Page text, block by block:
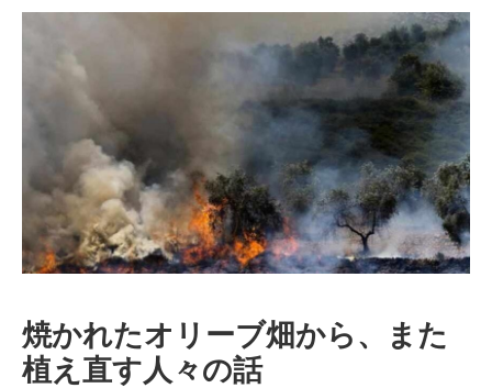
人々
の話
焼かれたオリーブ畑から、また
植え直す人々の話